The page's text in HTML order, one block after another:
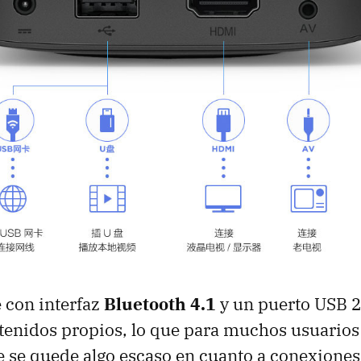
con interfaz Bluetooth 4.1 y un puerto USB
propios, lo que para muchos usuarios
quede algo escaso en cuanto a